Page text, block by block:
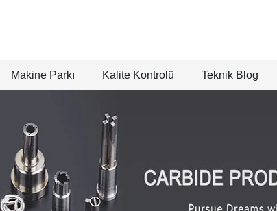
Makine Parkı Kalite Kontrolü Teknik Blog